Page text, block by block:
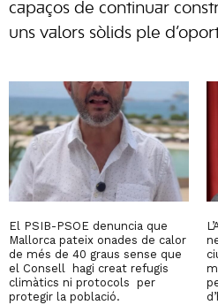
capaços de continuar
uns valors sòlids ple
El PSIB-PSOE denuncia que
Mallorca pateix onades de calor
de més de 40 graus sense que
el Consell hagi creat refugis
climàtics ni protocols per
protegir la població.